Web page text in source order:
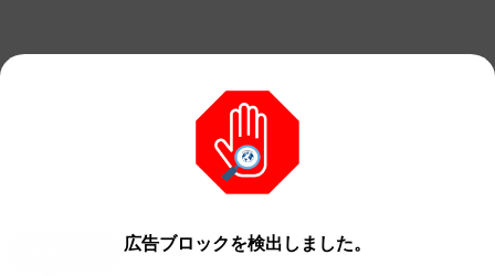
広告ブロックを検出しました。